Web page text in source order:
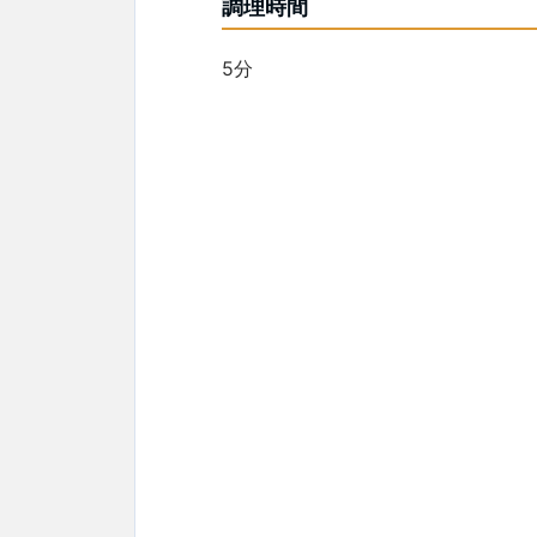
調理時間
5分